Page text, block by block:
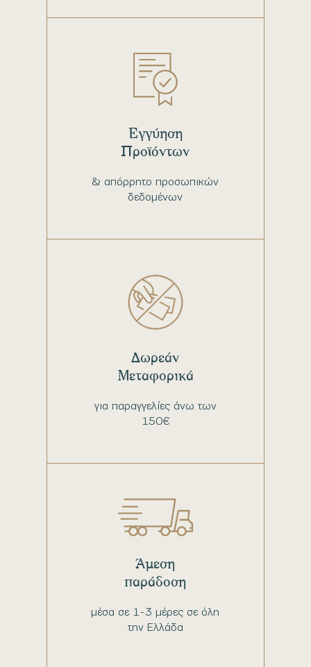
& απόρρητο προσωπικών
δεδομένων
Εγγύηση
Προϊόντων
για παραγγελίες άνω των
150€
Δωρεάν
Μεταφορικά
μέσα σε 1-3 μέρες σε όλη
την Ελλάδα
Άμεση
παράδοση